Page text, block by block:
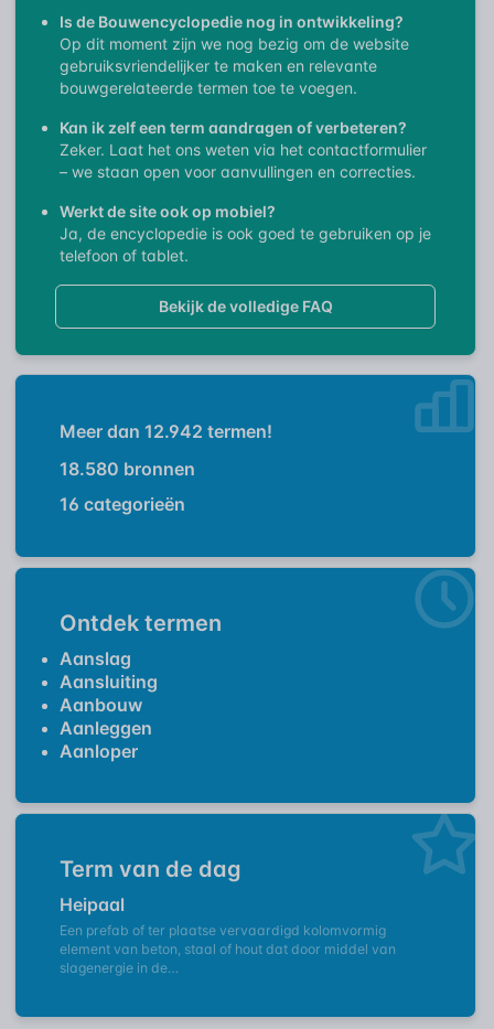
Is de Bouwencyclopedie nog in ontwikkeling?
Op dit moment zijn we nog bezig om de website
gebruiksvriendelijker te maken en relevante
bouwgerelateerde termen toe te voegen.
Kan ik zelf een term aandragen of verbeteren?
Zeker. Laat het ons weten via het contactformulier
– we staan open voor aanvullingen en correcties.
Werkt de site ook op mobiel?
Ja, de encyclopedie is ook goed te gebruiken op je
telefoon of tablet.
Bekijk de volledige FAQ
Meer dan 12.942 termen!
18.580 bronnen
16 categorieën
Ontdek termen
Aanslag
Aansluiting
Aanbouw
Aanleggen
Aanloper
Term van de dag
Heipaal
Een prefab of ter plaatse vervaardigd kolomvormig
element van beton, staal of hout dat door middel van
slagenergie in de…